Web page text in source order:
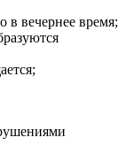
в вечернее время;